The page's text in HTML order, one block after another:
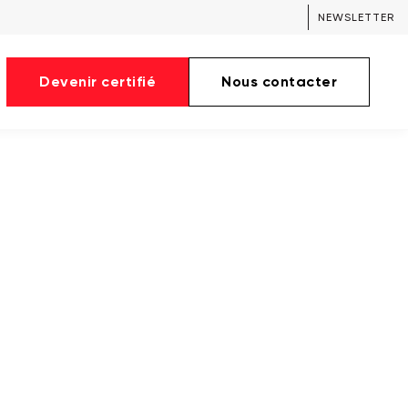
NEWSLETTER
Devenir certifié Nous contacter